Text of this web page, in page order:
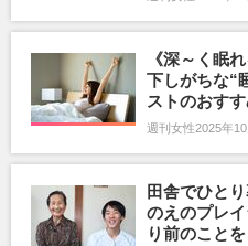
《深～く眠
下しがちな“
ストのおす
週刊女性2025年
田舎でひと
のえのプレ
り前のこと